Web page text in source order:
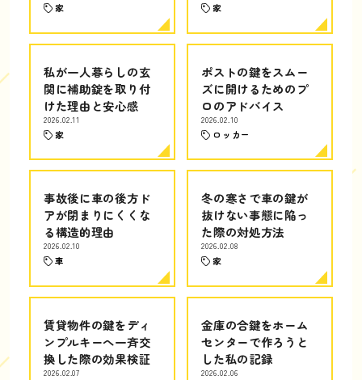
家 家
私が一人暮らしの玄
関に補助錠を取り付
けた理由と安心感
2026.02.11
家
ポストの鍵をスムー
ズに開けるためのプ
ロのアドバイス
2026.02.10
ロッカー
事故後に車の後方ド
アが閉まりにくくな
る構造的理由
2026.02.10
車
冬の寒さで車の鍵が
抜けない事態に陥っ
た際の対処方法
2026.02.08
家
賃貸物件の鍵をディ
ンプルキーへ一斉交
換した際の効果検証
2026.02.07
金庫の合鍵をホーム
センターで作ろうと
した私の記録
2026.02.06